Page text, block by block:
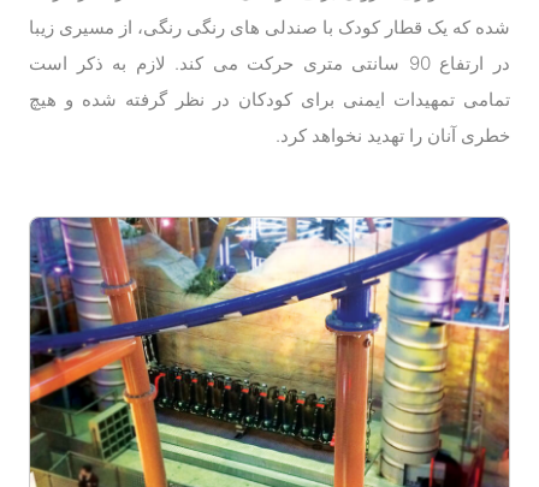
شده که یک قطار کودک با صندلی های رنگی رنگی، از مسیری زیبا
در ارتفاع 90 سانتی متری حرکت می کند. لازم به ذکر است
تمامی تمهیدات ایمنی برای کودکان در نظر گرفته شده و هیچ
خطری آنان را تهدید نخواهد کرد.